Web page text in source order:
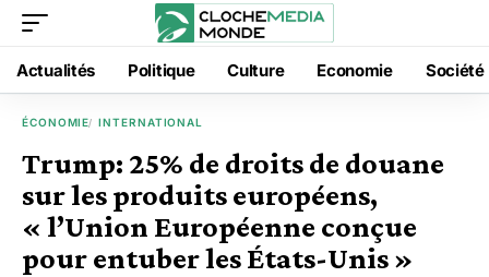
Actualités Politique Culture Economie Société
ÉCONOMIE INTERNATIONAL
Trump: 25% de droits de douane
sur les produits européens,
« l’Union Européenne conçue
pour entuber les États-Unis »